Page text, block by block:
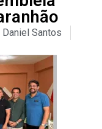
Daniel Santos